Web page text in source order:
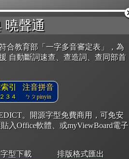
曉聲通
符合教育部「一字多音審定表」，為
自動斷詞速查、查造詞、查同部首
引
３４
注音拼音
ㄅㄆpinyin
。開源字型免費商用，可免安
入Office軟體、或myViewBoard電子
字型下載 排版格式匯出